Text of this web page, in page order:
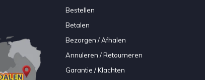
Bestellen
Betalen
Bezorgen / Afhalen
Annuleren / Retourneren
Garantie / Klachten